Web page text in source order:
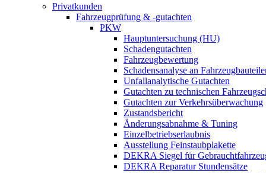
Privatkunden
Fahrzeugprüfung & -gutachten
PKW
Hauptuntersuchung (HU)
Schadengutachten
Fahrzeugbewertung
Schadensanalyse an
Unfallanalytische Gutachten
Gutachten zu technischen
Gutachten zur Verkehrsüberwachung
Zustandsbericht
Änderungsabnahme & Tuning
Einzelbetriebserlaubnis
Ausstellung Feinstaubplakette
DEKRA Siegel für
DEKRA Reparatur Stundensätze